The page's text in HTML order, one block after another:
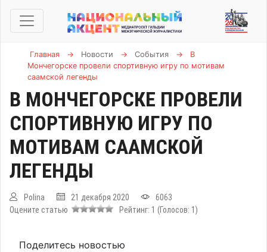
Главная → Новости → События →
В
Мончегорске провели спортивную игру по мотивам
саамской легенды
В МОНЧЕГОРСКЕ ПРОВЕЛИ
СПОРТИВНУЮ ИГРУ ПО
МОТИВАМ СААМСКОЙ
ЛЕГЕНДЫ
Polina 21 декабря 2020
6063
Оцените статью
Рейтинг: 1 (Голосов: 1 )
Поделитесь новостью